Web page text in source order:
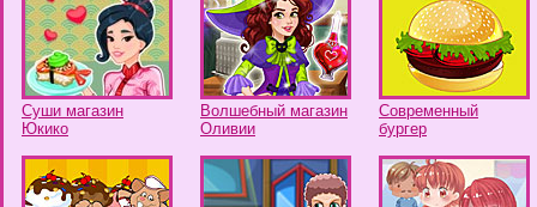
Суши магазин
Юкико
Волшебный магазин
Оливии
Современный
бургер